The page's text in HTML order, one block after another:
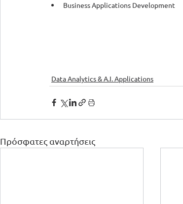
Business Applications Development
Data Analytics & A.I. Applications
Πρόσφατες αναρτήσεις